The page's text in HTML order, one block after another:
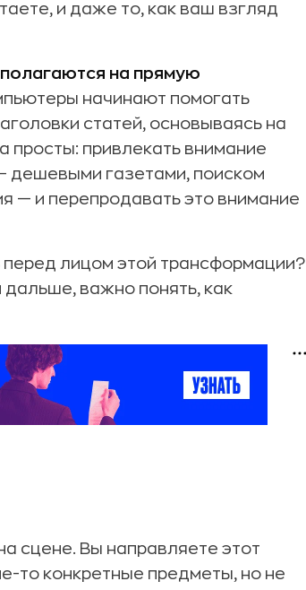
и даже то, как ваш взгляд
на прямую
начинают помогать
статей, основываясь на
просты: привлекать внимание
дешевыми газетами, поиском
— и перепродавать это внимание
лицом этой трансформации?
важно понять, как
сцене. Вы направляете этот
то конкретные предметы, но не